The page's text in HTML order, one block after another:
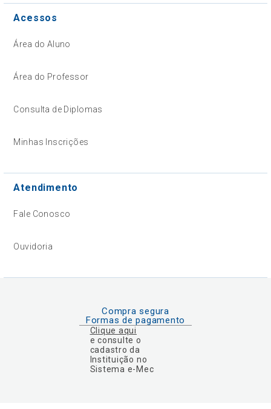
Acessos
Área do Aluno
Área do Professor
Consulta de Diplomas
Minhas Inscrições
Atendimento
Fale Conosco
Ouvidoria
Compra segura
Formas de pagamento
Clique aqui
e consulte o
cadastro da
Instituição no
Sistema e-Mec